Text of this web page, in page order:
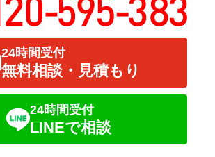
24時間受付
無料相談・見積もり
24時間受付
LINEで相談